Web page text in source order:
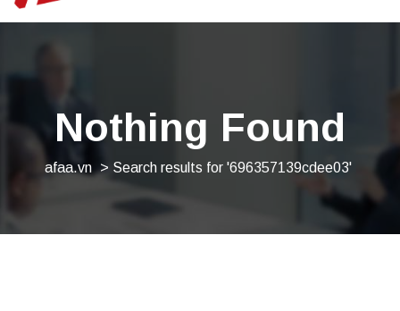
Nothing Found
afaa.vn > Search results for '696357139cdee03'